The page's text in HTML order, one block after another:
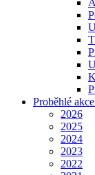
Proběhlé
2026
2025
2024
2023
2022